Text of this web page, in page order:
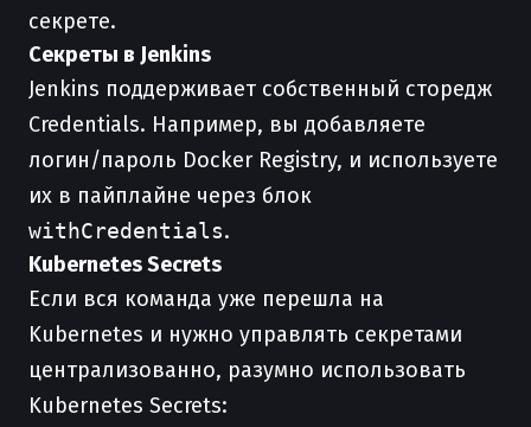
секрете.
Секреты в Jenkins
Jenkins поддерживает собственный сторедж
Credentials. Например, вы добавляете
логин/пароль Docker Registry, и используете
их в пайплайне через блок
withCredentials.
Kubernetes Secrets
Если вся команда уже перешла на
Kubernetes и нужно управлять секретами
централизованно, разумно использовать
Kubernetes Secrets: